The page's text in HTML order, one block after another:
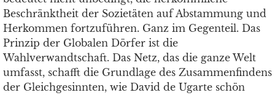
Beschränktheit der Sozietäten auf Abstammung und
Herkommen fortzuführen. Ganz im Gegenteil. Das
Prinzip der Globalen Dörfer ist die
Wahlverwandtschaft. Das Netz, das die ganze Welt
umfasst, schafft die Grundlage des Zusammenfindens
der Gleichgesinnten, wie David de Ugarte schön